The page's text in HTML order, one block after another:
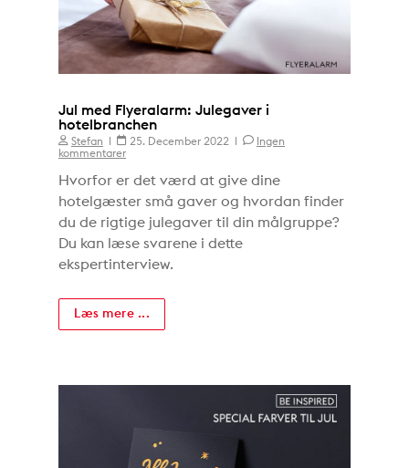
Jul med Flyeralarm: Julegaver i
hotelbranchen
Stefan 25. December 2022
Ingen
kommentarer
Hvorfor er det værd at give dine
hotelgæster små gaver og hvordan finder
du de rigtige julegaver til din målgruppe?
Du kan læse svarene i dette
ekspertinterview.
Læs mere ...